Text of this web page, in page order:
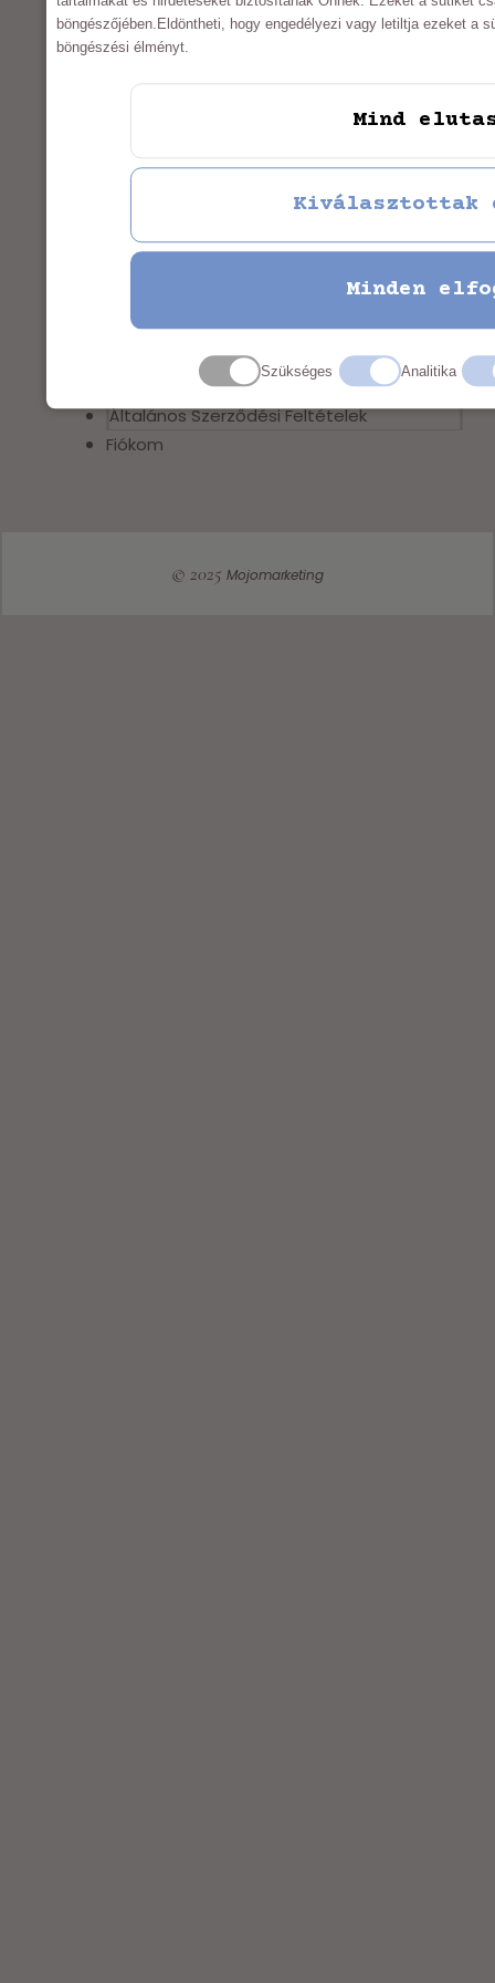
INFORMÁCIÓK
Adatkezelési nyilatkozat
Általános Szerződési Feltételek
Impresszum
Adatkezelési nyilatkozat
Általános Szerződési Feltételek
Fiókom
© 2025Mojomarketing
böngészőjében.Eldöntheti, hogy engedélyezi vagy letiltja ezeket a
böngészési élményt.
Mind
Kiválasztottak
Minden
Szükséges Analitika